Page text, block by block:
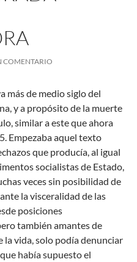
COMENTARIO
más de medio siglo del
y a propósito de la muerte
similar a este que ahora
Empezaba aquel texto
que producía, al igual
socialistas de Estado,
veces sin posibilidad de
la visceralidad de las
posiciones
también amantes de
vida, solo podía denunciar
había supuesto el